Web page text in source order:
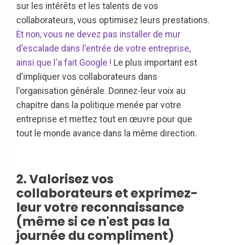
sur les intérêts et les talents de vos
collaborateurs, vous optimisez leurs prestations.
Et non, vous ne devez pas installer de mur
d'escalade dans l'entrée de votre entreprise,
ainsi que l'a fait Google ! Le plus important est
d'impliquer vos collaborateurs dans
l'organisation générale. Donnez-leur voix au
chapitre dans la politique menée par votre
entreprise et mettez tout en œuvre pour que
tout le monde avance dans la même direction.
2. Valorisez vos
collaborateurs et exprimez-
leur votre reconnaissance
(même si ce n'est pas la
journée du compliment)